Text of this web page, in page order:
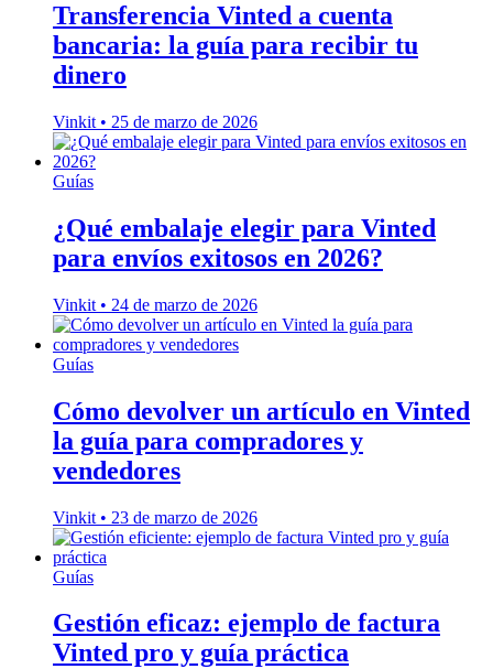
Transferencia Vinted a cuenta
bancaria: la guía para recibir tu
dinero
Vinkit • 25 de marzo de 2026
Guías
¿Qué embalaje elegir para Vinted
para envíos exitosos en 2026?
Vinkit • 24 de marzo de 2026
Guías
Cómo devolver un artículo en Vinted
la guía para compradores y
vendedores
Vinkit • 23 de marzo de 2026
Guías
Gestión eficaz: ejemplo de factura
Vinted pro y guía práctica